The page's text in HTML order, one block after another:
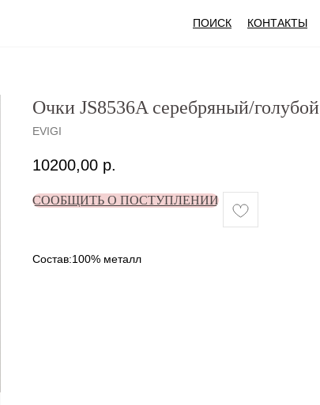
ПОИСК КОНТАКТЫ
Очки JS8536A серебряный/голубой
EVIGI
10200,00 р.
СООБЩИТЬ О ПОСТУПЛЕНИИ
Состав:100% металл